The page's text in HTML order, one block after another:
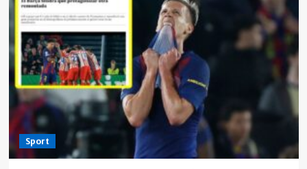
Sport